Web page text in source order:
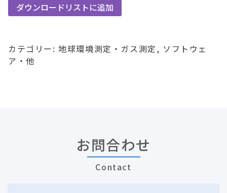
ダウンロードリストに追加
カテゴリー:地球環境測定・ガス測定, ソフトウェ
ア・他
お問合わせ
Contact